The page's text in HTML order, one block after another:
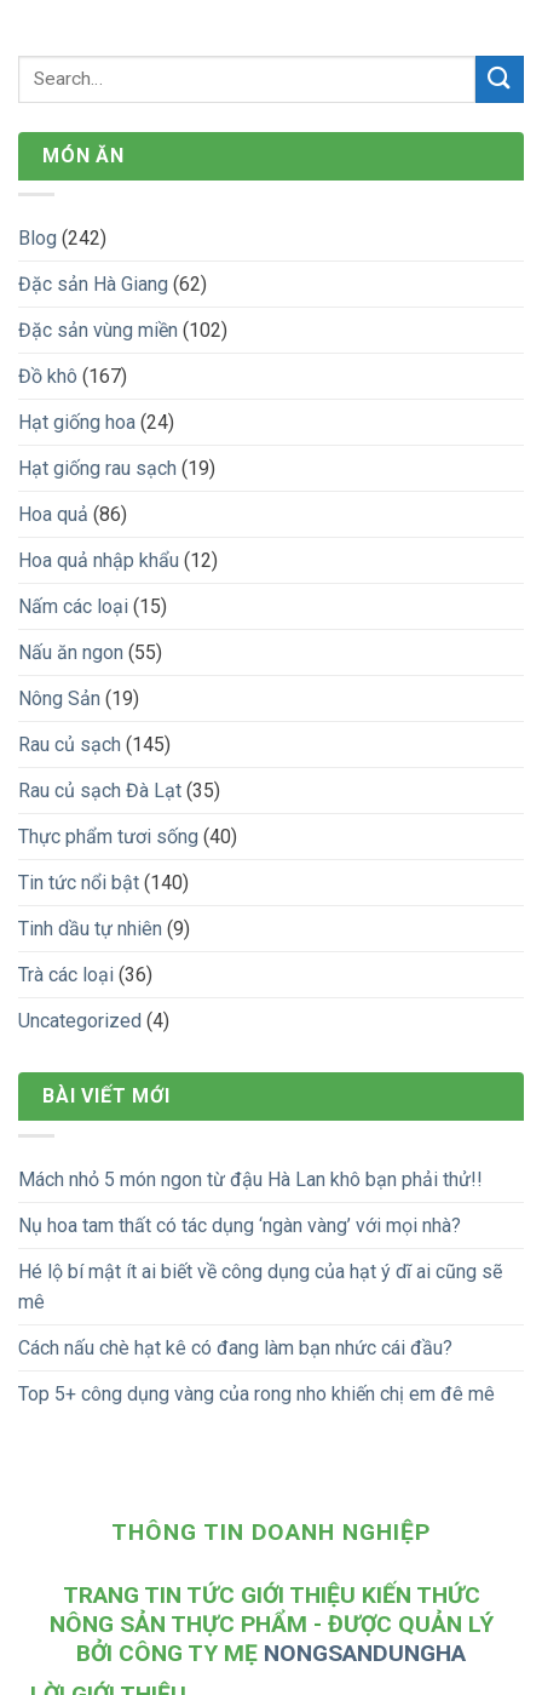
MÓN ĂN
Blog (242)
Đặc sản Hà Giang (62)
Đặc sản vùng miền (102)
Đồ khô (167)
Hạt giống hoa (24)
Hạt giống rau sạch (19)
Hoa quả (86)
Hoa quả nhập khẩu (12)
Nấm các loại (15)
Nấu ăn ngon (55)
Nông Sản (19)
Rau củ sạch (145)
Rau củ sạch Đà Lạt (35)
Thực phẩm tươi sống (40)
Tin tức nổi bật (140)
Tinh dầu tự nhiên (9)
Trà các loại (36)
Uncategorized (4)
BÀI VIẾT MỚI
Mách nhỏ 5 món ngon từ đậu Hà Lan khô bạn phải thử!!
Nụ hoa tam thất có tác dụng ‘ngàn vàng’ với mọi nhà?
Hé lộ bí mật ít ai biết về công dụng của hạt ý dĩ ai cũng sẽ
mê
Cách nấu chè hạt kê có đang làm bạn nhức cái đầu?
Top 5+ công dụng vàng của rong nho khiến chị em đê mê
THÔNG TIN DOANH NGHIỆP
TRANG TIN TỨC GIỚI THIỆU KIẾN THỨC
NÔNG SẢN THỰC PHẨM - ĐƯỢC QUẢN LÝ
BỞI CÔNG TY MẸ NONGSANDUNGHA